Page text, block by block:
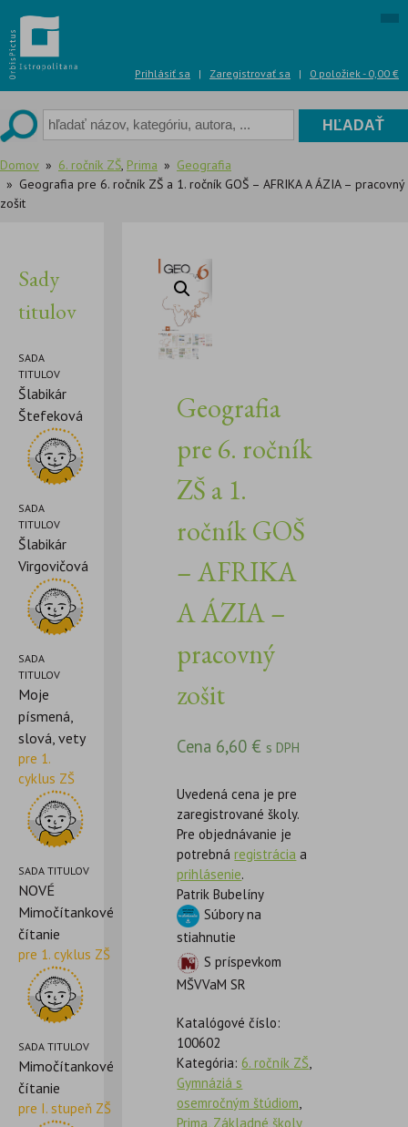
to
content
Prihlásiť sa | Zaregistrovať sa | 0 položiek - 0,00 €
Domov 6. ročník ZŠ, Prima
Geografia
Geografia pre 6. ročník ZŠ a 1. ročník GOŠ – AFRIKA A ÁZIA – pracovný
zošit
Sady
titulov
SADA
TITULOV
Šlabikár
Štefeková
SADA
TITULOV
Šlabikár
Virgovičová
SADA
TITULOV
Moje
písmená,
slová, vety
pre 1.
cyklus ZŠ
SADA TITULOV
NOVÉ
Mimočítankové
čítanie
pre 1. cyklus ZŠ
SADA TITULOV
Mimočítankové
čítanie
pre I. stupeň ZŠ
Geografia
pre 6. ročník
ZŠ a 1.
ročník GOŠ
– AFRIKA
A ÁZIA –
pracovný
zošit
Cena 6,60 € s DPH
Uvedená cena je pre
zaregistrované školy.
Pre objednávanie je
potrebnáregistrácia a
prihlásenie.
Patrik Bubelíny
Súbory na
stiahnutie
S príspevkom
MŠVVaM SR
Katalógové číslo:
100602
Kategória:6. ročník ZŠ,
Gymnáziá s
osemročným štúdiom,
Prima, Základné školy